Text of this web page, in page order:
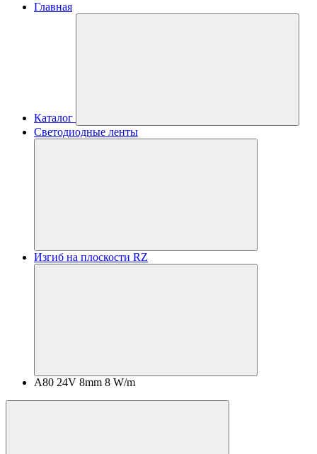
Главная
Каталог
Светодиодные ленты
Изгиб на плоскости RZ
А80 24V 8mm 8 W/m